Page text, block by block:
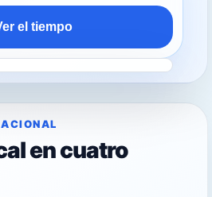
el tiempo
en cuatro